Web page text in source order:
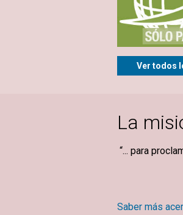
Ver todos
La
“... para
Saber más